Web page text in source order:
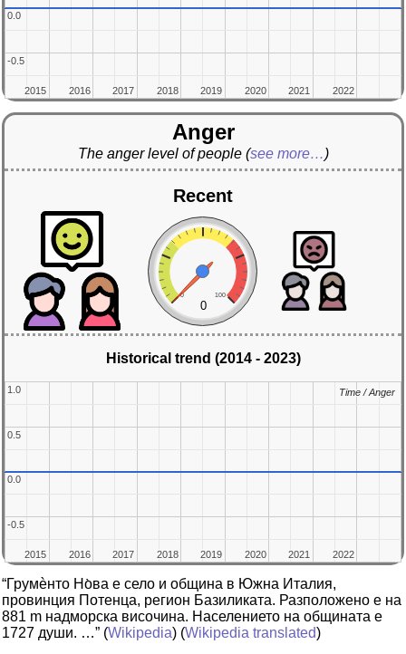
2015
2015 2016
2016 2017
2017 2018
2018 2019
2019 2020
2020 2021
2021 2022
2022
-0.5
-0.5
0.0
0.0
Anger
The anger level of people (see more…)
Recent
0 100
0
Historical trend (2014 - 2023)
2015
2015 2016
2016 2017
2017 2018
2018 2019
2019 2020
2020 2021
2021 2022
2022
-0.5
-0.5
0.0
0.0
0.5
0.5
1.0
1.0 Time / Anger
Time / Anger
“Грумѐнто Но̀ва е село и община в Южна Италия,
провинция Потенца, регион Базиликата. Разположено е на
881 m надморска височина. Населението на общината е
1727 души. …” (Wikipedia) (Wikipedia translated)